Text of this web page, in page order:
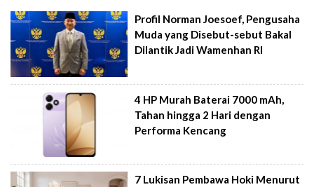
Profil Norman Joesoef, Pengusaha
Muda yang Disebut-sebut Bakal
Dilantik Jadi Wamenhan RI
4 HP Murah Baterai 7000 mAh,
Tahan hingga 2 Hari dengan
Performa Kencang
7 Lukisan Pembawa Hoki Menurut